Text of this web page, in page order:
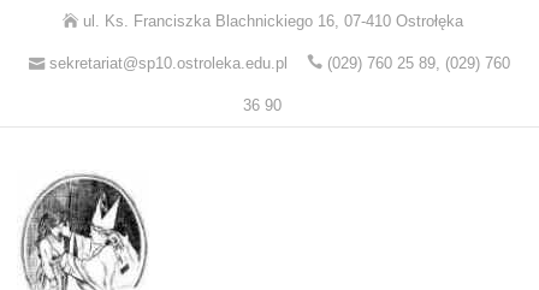
ul. Ks. Franciszka Blachnickiego 16, 07-410 Ostrołęka
sekretariat@sp10.ostroleka.edu.pl (029) 760 25 89, (029) 760
36 90